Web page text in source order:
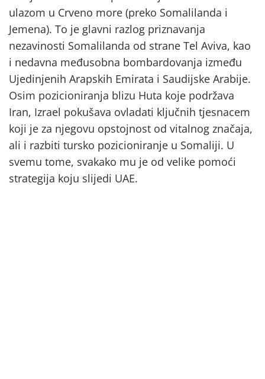
ulazom u Crveno more (preko Somalilanda i
Jemena). To je glavni razlog priznavanja
nezavinosti Somalilanda od strane Tel Aviva, kao
i nedavna međusobna bombardovanja između
Ujedinjenih Arapskih Emirata i Saudijske Arabije.
Osim pozicioniranja blizu Huta koje podržava
Iran, Izrael pokušava ovladati ključnih tjesnacem
koji je za njegovu opstojnost od vitalnog značaja,
ali i razbiti tursko pozicioniranje u Somaliji. U
svemu tome, svakako mu je od velike pomoći
strategija koju slijedi UAE.